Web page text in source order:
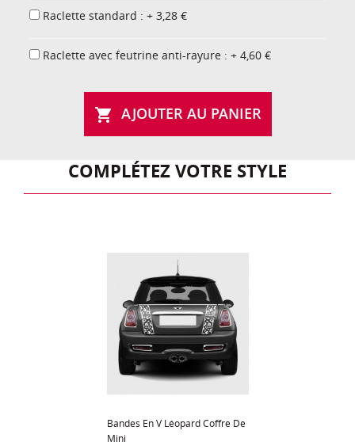
Raclette standard : + 3,28 €
Raclette avec feutrine anti-rayure : + 4,60 €
 AJOUTER AU PANIER
COMPLÉTEZ VOTRE STYLE
Bandes En V Léopard Coffre De
Mini